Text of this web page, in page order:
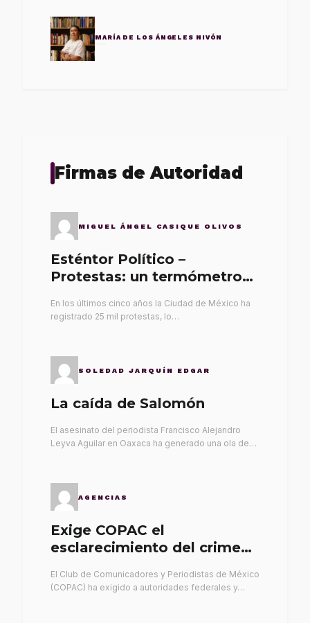
MARÍA DE LOS ÁNGELES NIVÓN
Firmas de Autoridad
MIGUEL ÁNGEL CASIQUE OLIVOS
Esténtor Político –
Protestas: un termómetro
En los últimos cinco años la Ciudad de México ha
registrado 25 mil protestas, lo…
SOLEDAD JARQUÍN EDGAR
La caída de Salomón
El asesinato del periodista Francisco Alejandro
Leyva Aguilar en Oaxaca ha generado una ola de…
AGENCIAS
Exige COPAC el
esclarecimiento del crimen
El Club de Comunicadores y Periodistas de México
(COPAC) ha exigido a autoridades federales y…